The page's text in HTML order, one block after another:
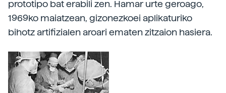
prototipo bat erabili zen. Hamar urte geroago,
1969ko maiatzean, gizonezkoei aplikaturiko
bihotz artifizialen aroari ematen zitzaion hasiera.